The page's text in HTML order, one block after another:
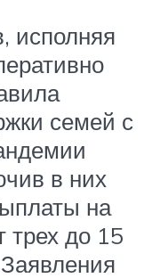
исполняя
семей с
в них
на
трех до 15